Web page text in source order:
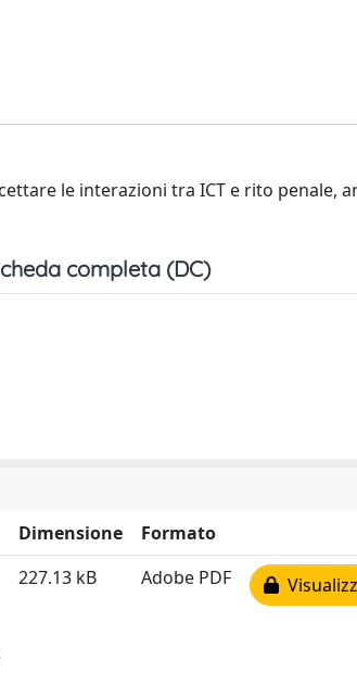
le interazioni tra ICT e rito penale,
completa (DC)
Dimensione
Formato
227.13 kB Adobe PDF